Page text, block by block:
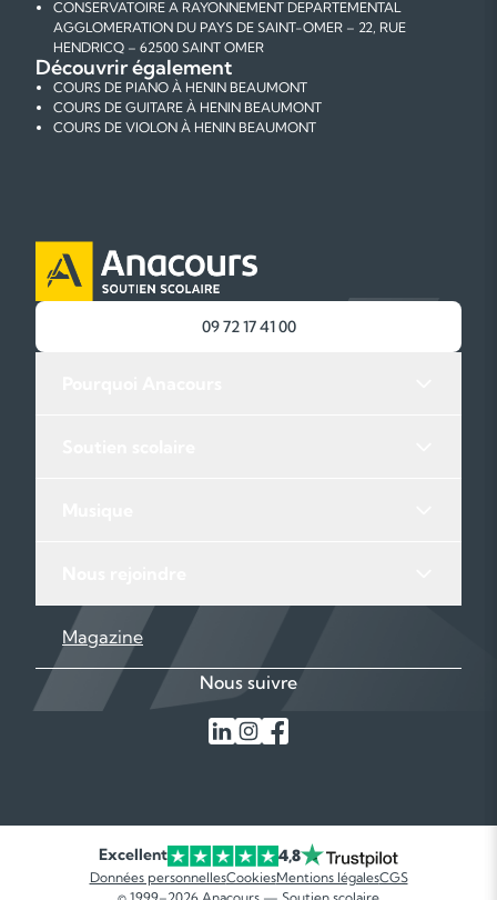
CONSERVATOIRE A RAYONNEMENT DEPARTEMENTAL
AGGLOMERATION DU PAYS DE SAINT-OMER – 22, RUE
HENDRICQ – 62500 SAINT OMER
Découvrir également
COURS DE PIANO À HENIN BEAUMONT
COURS DE GUITARE À HENIN BEAUMONT
COURS DE VIOLON À HENIN BEAUMONT
09 72 17 41 00
Magazine
Nous suivre
Excellent 4,8
Données personnellesCookiesMentions légalesCGS